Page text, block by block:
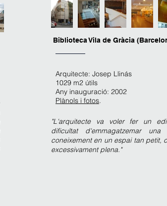
Biblioteca Vila de Gràcia
Arquitecte: Josep Llinás
1029 m2 útils
Any inauguració: 2002
Plànols i fotos.
"L'arquitecte va voler fer un
dificultat d'emmagatzemar
coneixement en un espai tan petit,
excessivament plena."